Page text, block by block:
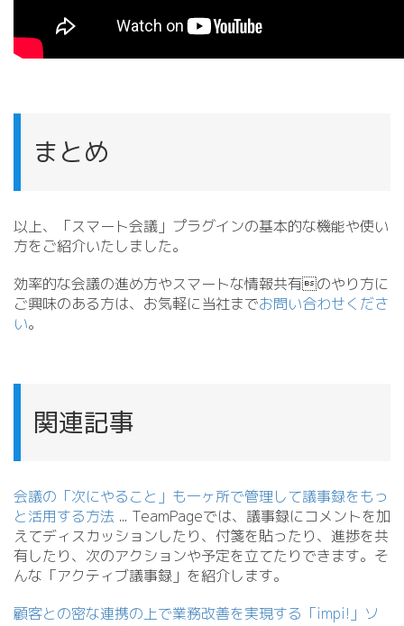
まとめ
以上、「スマート会議」プラグインの基本的な機能や使い
方をご紹介いたしました。
効率的な会議の進め方やスマートな情報共有のやり方に
ご興味のある方は、お気軽に当社までお問い合わせくださ
い。
関連記事
会議の「次にやること」も一ヶ所で管理して議事録をもっ
と活用する方法 ... TeamPageでは、議事録にコメントを加
えてディスカッションしたり、付箋を貼ったり、進捗を共
有したり、次のアクションや予定を立てたりできます。そ
んな「アクティブ議事録」を紹介します。
顧客との密な連携の上で業務改善を実現する「impi!」ソ